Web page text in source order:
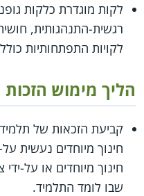
לקות מוגדרת כלקות
רגשית-התנהגותית,
לקויות התפתחותיות
הליך מימוש הזכות
קביעת הזכאות של
חינוך מיוחדים נעשית
חינוך מיוחדים או על-
שבו לומד התלמיד.